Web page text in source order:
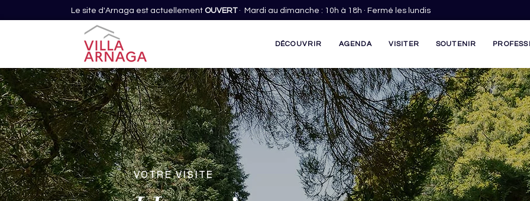
Le site d'Arnaga est actuellement OUVERT· Mardi au dimanche : 10h à 18h · Fermé les lundis
DÉCOUVRIR AGENDA VISITER SOUTENIR
VOTRE VISITE